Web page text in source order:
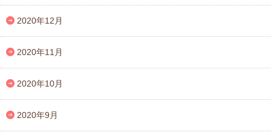
2020年12月
2020年11月
2020年10月
2020年9月